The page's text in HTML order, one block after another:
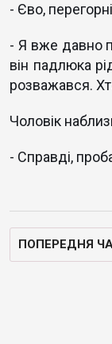
- Єво,
- Я вже давно
він падлюка
розважався.
Чоловік
- Справді,
ПОПЕРЕДНЯ